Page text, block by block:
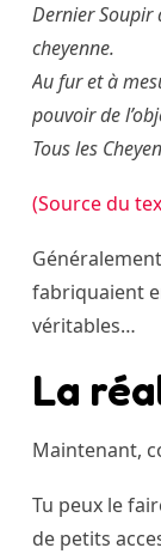
Dernier Soupir
cheyenne.
Au fur et à
pouvoir de
Tous les
(Source du
fabriquaient
véritables…
La
Maintenant,
Tu peux le
de petits